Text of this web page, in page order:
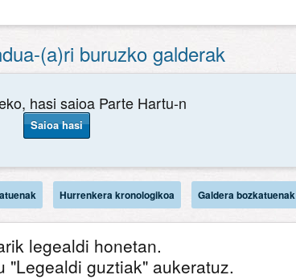
(a)ri buruzko galderak
hasi saioa Parte Hartu-n
Saioa hasi
Hurrenkera kronologikoa Galdera bozkatuenak
legealdi honetan.
"Legealdi guztiak" aukeratuz.